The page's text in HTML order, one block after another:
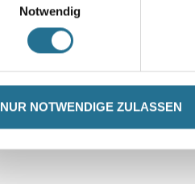
Notwendig
NUR NOTWENDIGE ZULASSEN